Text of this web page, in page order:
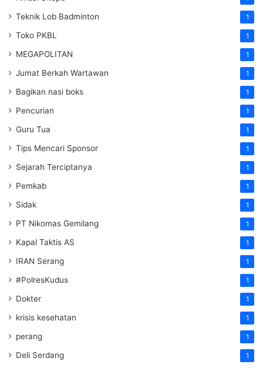
Teknik Lob Badminton 1
Toko PKBL 1
MEGAPOLITAN 1
Jumat Berkah Wartawan 1
Bagikan nasi boks 1
Pencurian 1
Guru Tua 1
Tips Mencari Sponsor 1
Sejarah Terciptanya 1
Pemkab 1
Sidak 1
PT Nikomas Gemilang 1
Kapal Taktis AS 1
IRAN Serang 1
#PolresKudus 1
Dokter 1
krisis kesehatan 1
perang 1
Deli Serdang 1